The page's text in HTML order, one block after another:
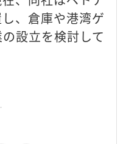
、倉庫や港湾ゲ
設立を検討して